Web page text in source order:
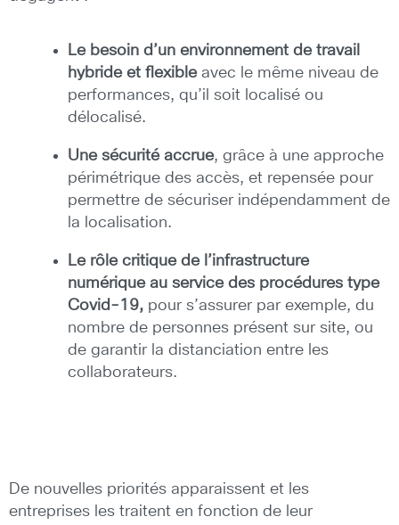
Le besoin d’un environnement de travail
hybride et flexibleavec le même niveau de
performances, qu’il soit localisé ou
délocalisé.
Une sécurité accrue, grâce à une approche
périmétrique des accès, et repensée pour
permettre de sécuriser indépendamment de
la localisation.
Le rôle critique de l’infrastructure
numérique au service des procédures type
Covid-19, pour s’assurer par exemple, du
nombre de personnes présent sur site, ou
de garantir la distanciation entre les
collaborateurs.
De nouvelles priorités apparaissent et les
entreprises les traitent en fonction de leur